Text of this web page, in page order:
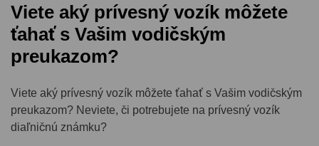
Viete aký prívesný vozík môžete
ťahať s Vašim vodičským
preukazom?
Viete aký prívesný vozík môžete ťahať s Vašim vodičským
preukazom? Neviete, či potrebujete na prívesný vozík
diaľničnú známku?